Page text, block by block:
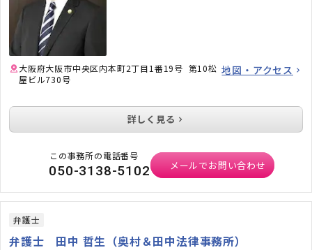
積極的に対応している点も特徴です。
大阪府大阪市中央区内本町2丁目1番19号 第10松
屋ビル730号
地図・アクセス
詳しく見る
この事務所の電話番号
050-3138-5102 メールでお問い合わせ
弁護士
弁護士 田中 哲生（奥村＆田中法律事務所）